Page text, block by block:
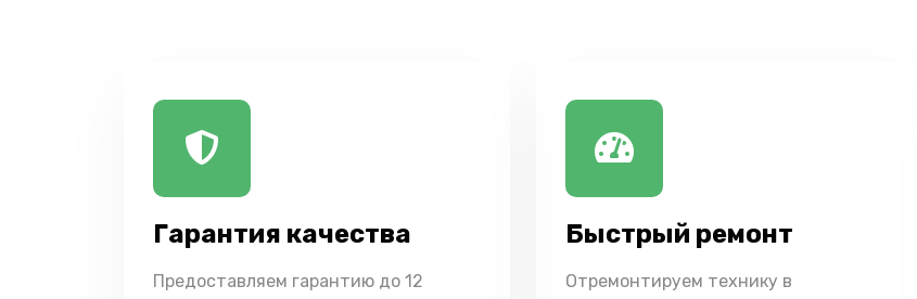
Гарантия качества
Предоставляем гарантию до 12
Быстрый ремонт
Отремонтируем технику в